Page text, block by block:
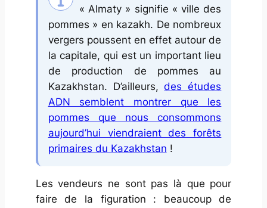
« Almaty » signifie « ville des
pommes » en kazakh. De nombreux
vergers poussent en effet autour de
la capitale, qui est un important lieu
de production de pommes au
Kazakhstan. D’ailleurs,des études
ADN semblent montrer que les
pommes que nous consommons
aujourd’hui viendraient des forêts
primaires du Kazakhstan !
Les vendeurs ne sont pas là que pour
faire de la figuration : beaucoup de